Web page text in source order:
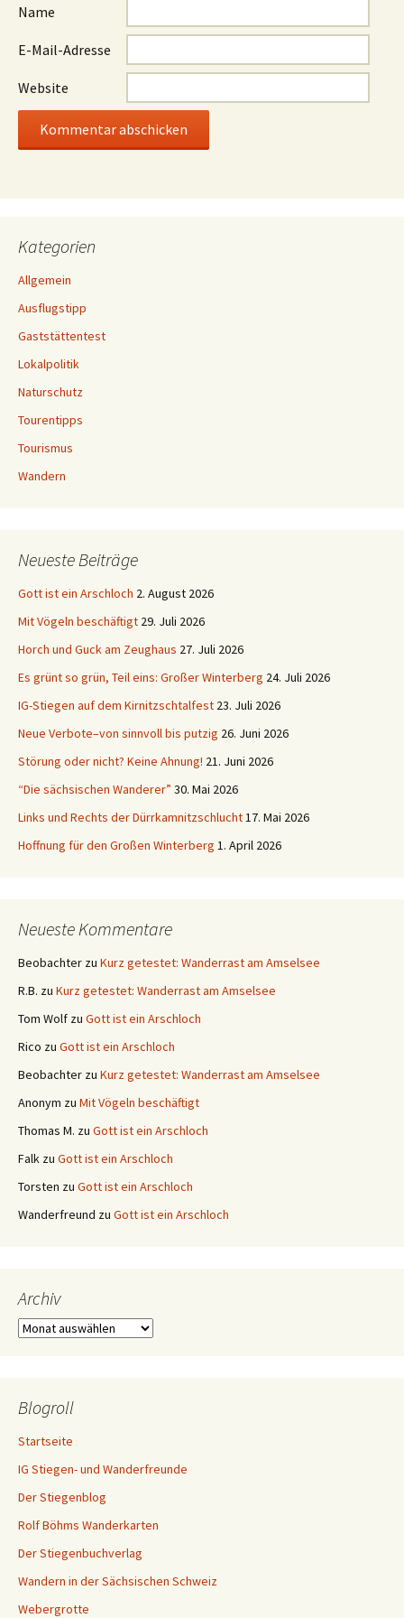
Name
E-Mail-Adresse
Website
Kategorien
Allgemein
Ausflugstipp
Gaststättentest
Lokalpolitik
Naturschutz
Tourentipps
Tourismus
Wandern
Neueste Beiträge
Gott ist ein Arschloch 2. August 2026
Mit Vögeln beschäftigt 29. Juli 2026
Horch und Guck am Zeughaus 27. Juli 2026
Es grünt so grün, Teil eins: Großer Winterberg 24. Juli 2026
IG-Stiegen auf dem Kirnitzschtalfest 23. Juli 2026
Neue Verbote–von sinnvoll bis putzig 26. Juni 2026
Störung oder nicht? Keine Ahnung! 21. Juni 2026
“Die sächsischen Wanderer” 30. Mai 2026
Links und Rechts der Dürrkamnitzschlucht17. Mai 2026
Hoffnung für den Großen Winterberg 1. April 2026
Neueste Kommentare
Beobachter zu Kurz getestet: Wanderrast am Amselsee
R.B. zu Kurz getestet: Wanderrast am Amselsee
Tom Wolf zu Gott ist ein Arschloch
Rico zu Gott ist ein Arschloch
Beobachter zu Kurz getestet: Wanderrast am Amselsee
Anonym zu Mit Vögeln beschäftigt
Thomas M. zu Gott ist ein Arschloch
Falk zu Gott ist ein Arschloch
Torsten zu Gott ist ein Arschloch
Wanderfreund zu Gott ist ein Arschloch
Archiv
A
i
Blogroll
Startseite
IG Stiegen- und Wanderfreunde
Der Stiegenblog
Rolf Böhms Wanderkarten
Der Stiegenbuchverlag
Wandern in der Sächsischen Schweiz
Webergrotte